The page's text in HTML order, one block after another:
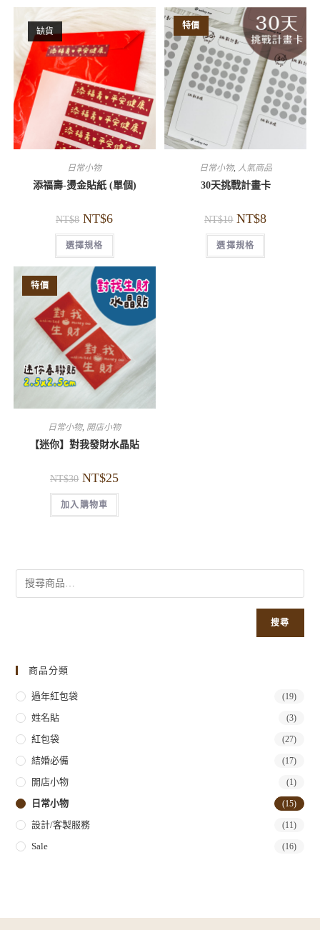
缺貨
日常小物
添福壽-燙金貼紙 (單個)
NT$8 NT$6
選擇規格
特價
日常小物, 人氣商品
30天挑戰計畫卡
NT$10 NT$8
選擇規格
特價
日常小物, 開店小物
【迷你】對我發財水晶貼
NT$30 NT$25
加入購物車
搜尋
商品分類
過年紅包袋 (19)
姓名貼 (3)
紅包袋 (27)
結婚必備 (17)
開店小物 (1)
日常小物 (15)
設計/客製服務 (11)
Sale (16)